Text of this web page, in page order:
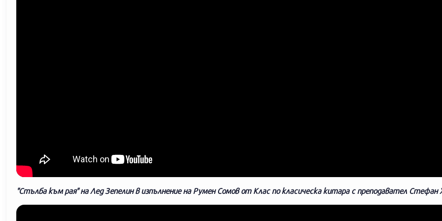
"Стълба към рая" на Лед Зепелин в изпълнение на Румен Сомов от Клас по класическа китара с преподавател Стефан